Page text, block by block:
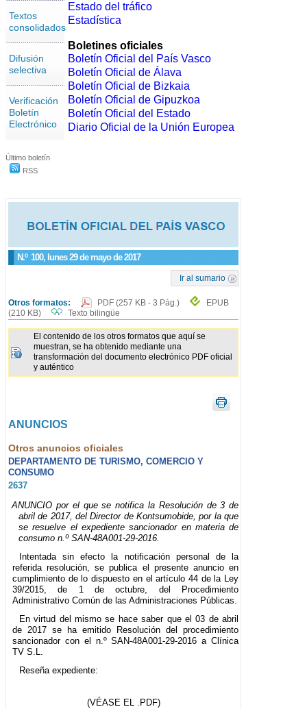
Textos
consolidados
Difusión
selectiva
Verificación
Boletín
Electrónico
Último boletín
RSS
N.º 100, lunes 29 de mayo de 2017
Ir al sumario
Otros formatos: PDF (257 KB - 3 Pág.)
EPUB
(210 KB)
Texto bilingüe
El contenido de los otros formatos que aquí se
muestran, se ha obtenido mediante una
transformación del documento electrónico PDF oficial
y auténtico
ANUNCIOS
Otros anuncios oficiales
DEPARTAMENTO DE TURISMO, COMERCIO Y
CONSUMO
2637
ANUNCIO por el que se notifica la Resolución de 3 de
abril de 2017, del Director de Kontsumobide, por la que
se resuelve el expediente sancionador en materia de
consumo n.º SAN-48A001-29-2016.
Intentada sin efecto la notificación personal de la
referida resolución, se publica el presente anuncio en
cumplimiento de lo dispuesto en el artículo 44 de la Ley
39/2015, de 1 de octubre, del Procedimiento
Administrativo Común de las Administraciones Públicas.
En virtud del mismo se hace saber que el 03 de abril
de 2017 se ha emitido Resolución del procedimiento
sancionador con el n.º SAN-48A001-29-2016 a Clínica
TV S.L.
Reseña expediente:
(VÉASE EL .PDF)
Estado del tráfico
Estadística
Boletines oficiales
Boletín Oficial del País Vasco
Boletín Oficial de Álava
Boletín Oficial de Bizkaia
Boletín Oficial de Gipuzkoa
Boletín Oficial del Estado
Diario Oficial de la Unión Europea